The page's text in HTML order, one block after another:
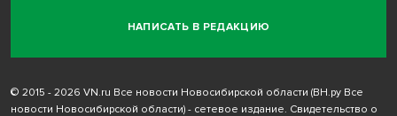
НАПИСАТЬ В РЕДАКЦИЮ
© 2015 - 2026 VN.ru Все новости Новосибирской области (ВН.ру Все
новости Новосибирской области) - сетевое издание. Свидетельство о